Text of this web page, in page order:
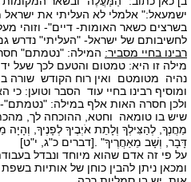
ישמעאל:" אלמלי לא העליתי את
בשרצים כשאר האומות- דיים"- וזוהי
לחשיבותם של ישראל- "העליתי" נדרש
רבינו בחיי מסביר: המילה: "נטמתם"
מילה זו היא: טמטום והטעם לכך שעל
נהיה מטומטם ואין רוח הקודש שורה
ומוסיף רבינו בחיי עוד הסבר וטוען:
ולכן חסרה האות אלף במילה:
שיש בו טומאה וחטא, ההוכחה לך,
מַחֲנֶךָ, לְהַצִּילְךָ וְלָתֵת אֹיְבֶיךָ לְפָנֶיךָ, וְהָיָה
דָּבָר, וְשָׁב מֵאַחֲרֶיךָ" .[דברים כ"ג, י"ט]
על פי זה אדם שהוא מיוחד ונבדל
ומכאן ניתן להבין כוחן של אותיות